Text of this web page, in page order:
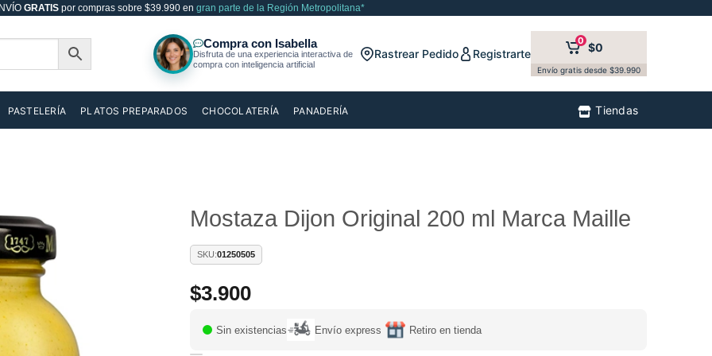
GRATISpor compras sobre $39.990 en gran parte de la Región Metropolitana*
Rastrear Pedido Registrarte
0 $0
Envío gratis desde $39.990
PASTELERÍA PLATOS PREPARADOS CHOCOLATERÍA PANADERÍA Tiendas
Mostaza Dijon Original 200 ml Marca Maille
SKU:01250505
$3.900
Sin existencias Envío express Retiro en tienda